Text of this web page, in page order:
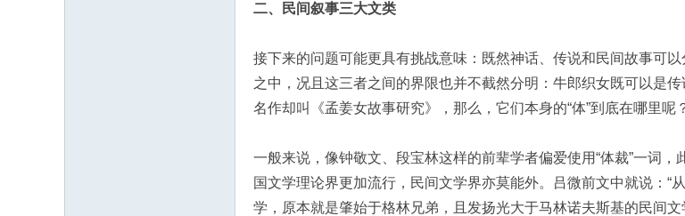
二、民间叙事三大文类
接下来的问题可能更具有挑战意味：既然神话、传说和民间故事可
之中，况且这三者之间的界限也并不截然分明：牛郎织女既可以是
名作却叫《孟姜女故事研究》，那么，它们本身的“体”到底在哪里呢
一般来说，像钟敬文、段宝林这样的前辈学者偏爱使用“体裁”一词，
国文学理论界更加流行，民间文学界亦莫能外。吕微前文中就说：
学，原本就是肇始于格林兄弟，且发扬光大于马林诺夫斯基的民间